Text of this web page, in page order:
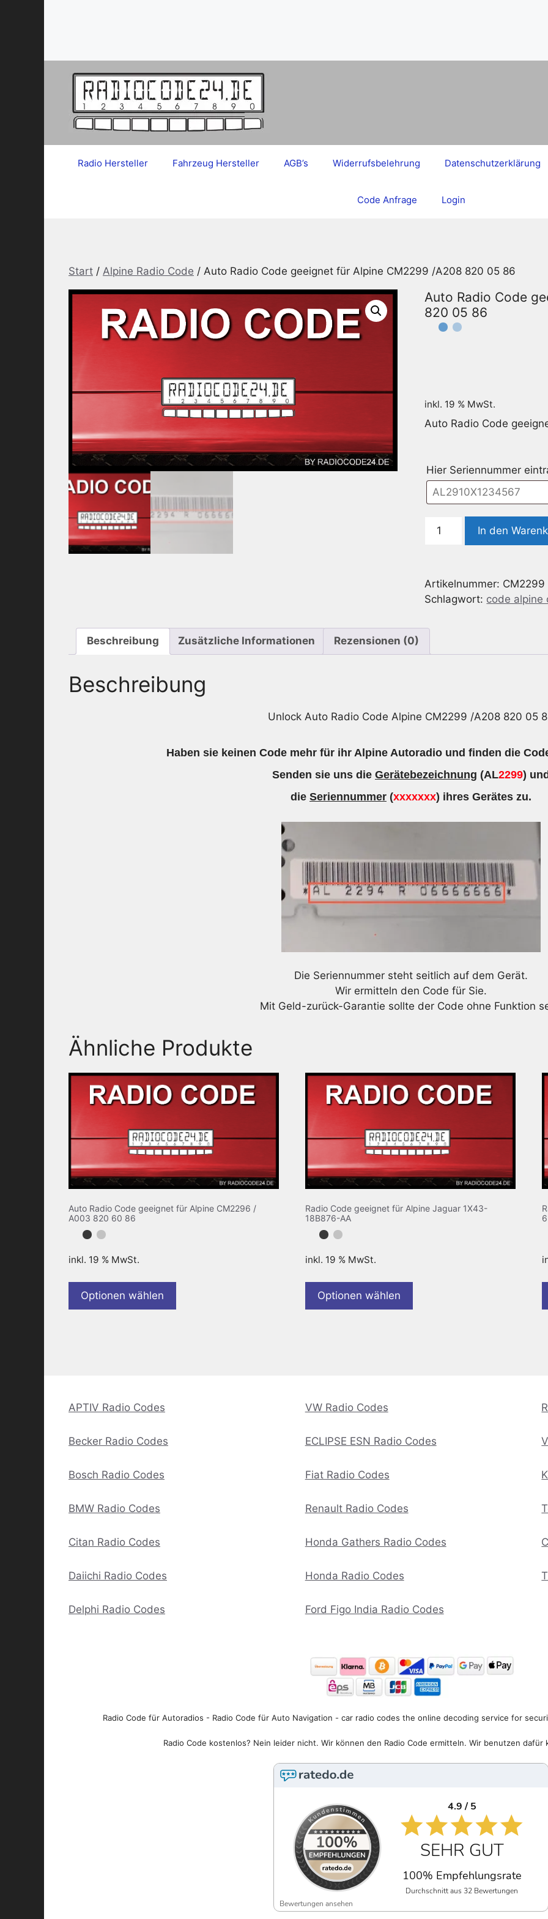
Radio Hersteller Fahrzeug Hersteller AGB’s Widerrufsbelehrung Datenschutzerklärung
Code Anfrage Login
Start / Alpine Radio Code / Auto Radio Code geeignet für Alpine CM2299 /A208 820 05 86
Auto Radio Code
820 05 86
inkl. 19 % MwSt.
Auto Radio Code
Hier Seriennummer
Radio
für
Alpine
/A208
In den
Artikelnummer: CM2299
Schlagwort: code alpine
Beschreibung Zusätzliche Informationen Rezensionen (0)
Beschreibung
Unlock Auto Radio Code Alpine CM2299 /A208 820 05
Haben sie keinen Code mehr für ihr Alpine Autoradio und finden die
Senden sie uns die Gerätebezeichnung (AL2299)
die Seriennummer (xxxxxxx) ihres Gerätes zu.
Die Seriennummer steht seitlich auf dem Gerät.
Wir ermitteln den Code für Sie.
Mit Geld-zurück-Garantie sollte der Code ohne Funktion
Ähnliche Produkte
Auto Radio Code geeignet für Alpine CM2296 /
A003 820 60 86
inkl. 19 % MwSt.
Optionen wählen
Radio Code geeignet für Alpine Jaguar 1X43-
18B876-AA
inkl. 19 % MwSt.
Optionen wählen
APTIV Radio Codes
Becker Radio Codes
Bosch Radio Codes
BMW Radio Codes
Citan Radio Codes
Daiichi Radio Codes
Delphi Radio Codes
VW Radio Codes
ECLIPSE ESN Radio Codes
Fiat Radio Codes
Renault Radio Codes
Honda Gathers Radio Codes
Honda Radio Codes
Ford Figo India Radio Codes
Radio Code für Autoradios - Radio Code für Auto Navigation - car radio codes the online decoding service for
Radio Code kostenlos? Nein leider nicht. Wir können den Radio Code ermitteln. Wir benutzen dafür
4.9 / 5
SEHR GUT
100% Empfehlungsrate
Durchschnitt aus 32 Bewertungen
Bewertungen ansehen